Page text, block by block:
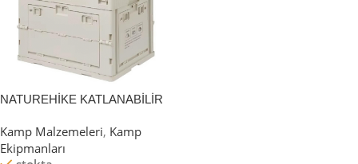
NATUREHİKE KATLANABİLİR
Kamp Malzemeleri, Kamp
Ekipmanları